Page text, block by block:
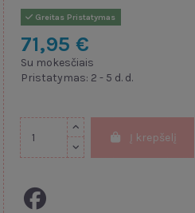
Greitas Pristatymas
71,95 €
Su mokesčiais
Pristatymas: 2 - 5 d. d.
Į krepšelį